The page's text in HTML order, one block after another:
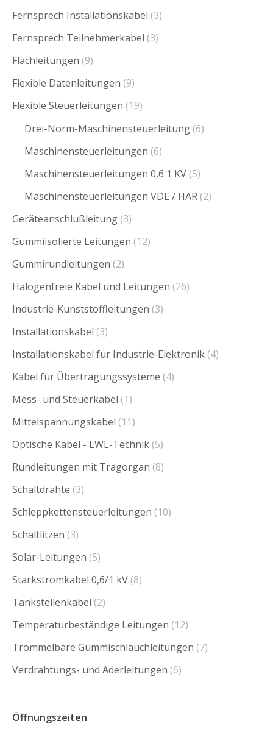
Fernsprech Installationskabel (3)
Fernsprech Teilnehmerkabel (3)
Flachleitungen (9)
Flexible Datenleitungen (9)
Flexible Steuerleitungen (19)
Drei-Norm-Maschinensteuerleitung (6)
Maschinensteuerleitungen (6)
Maschinensteuerleitungen 0,6 1 KV (5)
Maschinensteuerleitungen VDE / HAR (2)
Geräteanschlußleitung (3)
Gummiisolierte Leitungen (12)
Gummirundleitungen (2)
Halogenfreie Kabel und Leitungen (26)
Industrie-Kunststoffleitungen (3)
Installationskabel (3)
Installationskabel für Industrie-Elektronik (4)
Kabel für Übertragungssysteme (4)
Mess- und Steuerkabel (1)
Mittelspannungskabel (11)
Optische Kabel - LWL-Technik (5)
Rundleitungen mit Tragorgan (8)
Schaltdrähte (3)
Schleppkettensteuerleitungen (10)
Schaltlitzen (3)
Solar-Leitungen (5)
Starkstromkabel 0,6/1 kV (8)
Tankstellenkabel (2)
Temperaturbeständige Leitungen (12)
Trommelbare Gummischlauchleitungen (7)
Verdrahtungs- und Aderleitungen (6)
Öffnungszeiten